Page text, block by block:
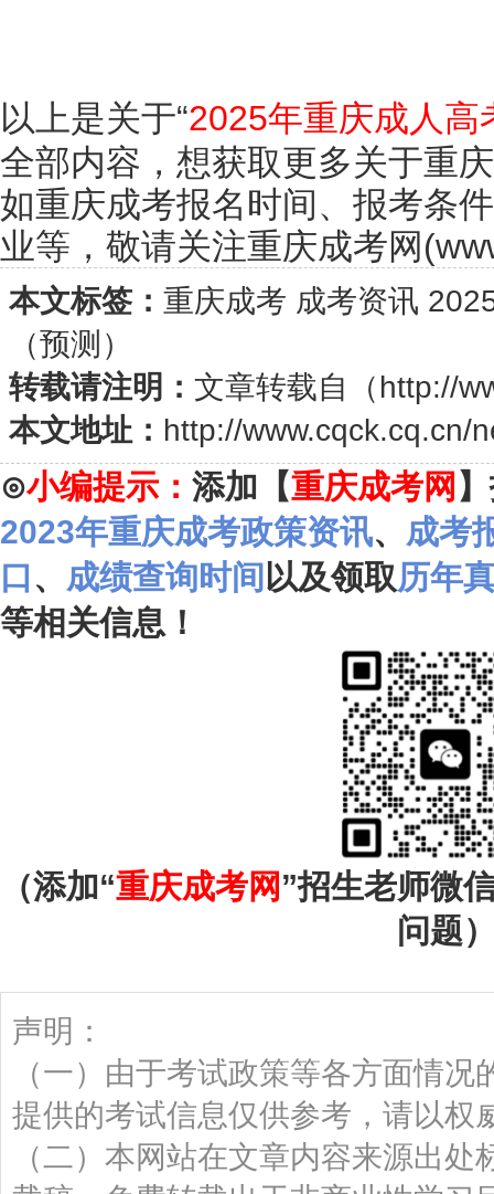
以上是关于“2025年重庆成人高
全部内容，想获取更多关于重
如重庆成考报名时间、报考条
业等，敬请关注重庆成考网
本文标签： 重庆成考 成考资讯
（预测）
转载请注明： 文章转载自（http://
本文地址： http://www.cqck.cq.cn/
⊙小编提示： 添加【重庆成考网
2023年重庆成考政策资讯、 成考
口 、 成绩查询时间 以及领取历年
等相关信息！
（添加“重庆成考网 ”招生老师微
问题
声明：
（一）由于考试政策等各方面情
提供的考试信息仅供参考，请以权
（二）本网站在文章内容来源出